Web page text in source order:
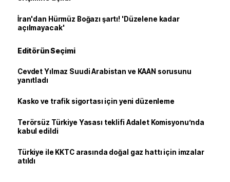
İran'dan Hürmüz Boğazı şartı! 'Düzelene kadar
açılmayacak'
Editörün Seçimi
Cevdet Yılmaz Suudi Arabistan ve KAAN sorusunu
yanıtladı
Kasko ve trafik sigortası için yeni düzenleme
Terörsüz Türkiye Yasası teklifi Adalet Komisyonu’nda
kabul edildi
Türkiye ile KKTC arasında doğal gaz hattı için imzalar
atıldı